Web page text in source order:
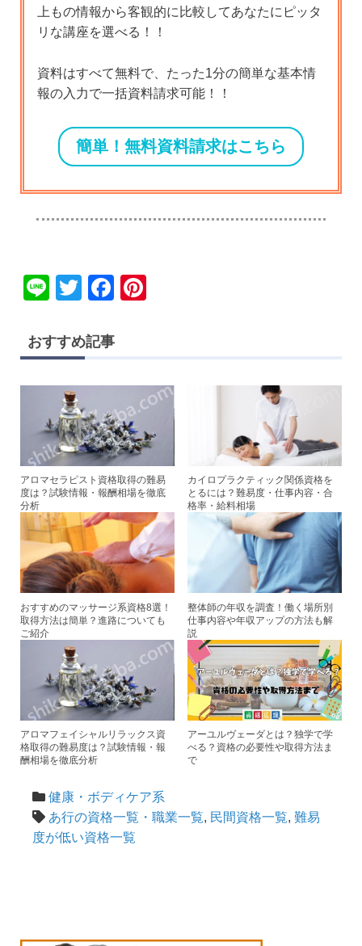
上もの情報から客観的に比較してあなたにピッタ
リな講座を選べる！！
資料はすべて無料で、たった1分の簡単な基本情
報の入力で一括資料請求可能！！
簡単！無料資料請求はこちら
Li
e
T
tt
er
F
c
b
o
o
k
st
おすすめ記事
アロマセラピスト資格取得の難易
度は？試験情報・報酬相場を徹底
分析
カイロプラクティック関係資格を
とるには？難易度・仕事内容・合
格率・給料相場
おすすめのマッサージ系資格8選！
取得方法は簡単？進路についても
ご紹介
整体師の年収を調査！働く場所別
仕事内容や年収アップの方法も解
説
アロマフェイシャルリラックス資
格取得の難易度は？試験情報・報
酬相場を徹底分析
アーユルヴェーダとは？独学で学
べる？資格の必要性や取得方法ま
で
健康・ボディケア系
あ行の資格一覧・職業一覧, 民間資格一覧, 難易
度が低い資格一覧